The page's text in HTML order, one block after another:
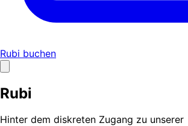
Rubi buchen
Rubi
Hinter dem diskreten Zugang zu unserer